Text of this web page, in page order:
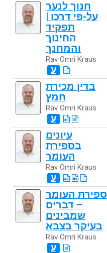
חנוך לנער
על-פי דרכו |
תפקיד
החינוך
והמחנך
Rav Omri Kraus
ע
בדין מכירת
חמץ
Rav Omri Kraus
ע
עיונים
בספירת
העומר
Rav Omri Kraus
ע
ספירת העומר
– דברים
שמבינים
בעיקר בצבא
Rav Omri Kraus
ע